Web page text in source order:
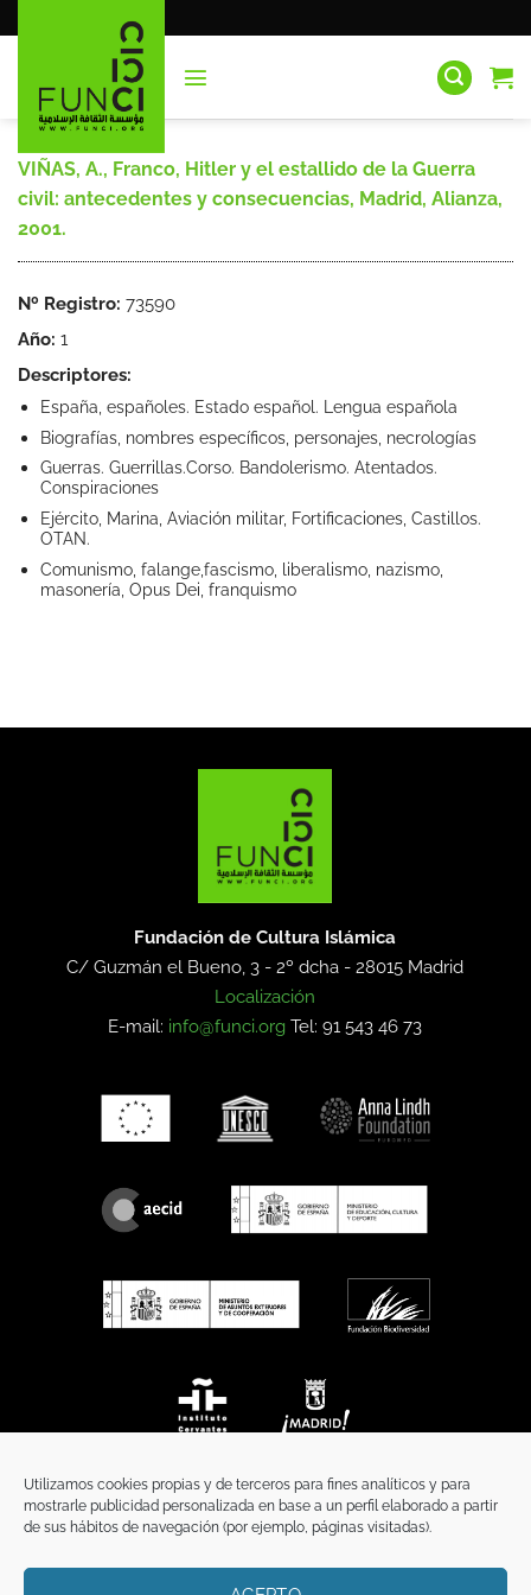
Utilizamos cookies propias y de terceros para fines analíticos y para
mostrarle publicidad personalizada en base a un perfil elaborado a partir
de sus hábitos de navegación (por ejemplo, páginas visitadas).
al
VIÑAS, A., Franco, Hitler y el estallido de la Guerra
civil: antecedentes y consecuencias, Madrid, Alianza,
2001.
Nº Registro: 73590
Año: 1
Descriptores:
España, españoles. Estado español. Lengua española
Biografías, nombres específicos, personajes, necrologías
Guerras. Guerrillas.Corso. Bandolerismo. Atentados.
Conspiraciones
Ejército, Marina, Aviación militar, Fortificaciones, Castillos.
OTAN.
Comunismo, falange,fascismo, liberalismo, nazismo,
masonería, Opus Dei, franquismo
Fundación de Cultura Islámica
C/ Guzmán el Bueno, 3 - 2º dcha -28015 Madrid
Localización
E-mail: info@funci.org Tel: 91 543 46 73